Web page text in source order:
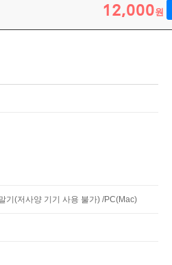
12,000원
기(저사양 기기 사용 불가) /PC(Mac)